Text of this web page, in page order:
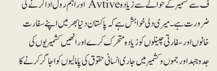
ف سے کشمیر کے حوالے سے زیادہ Avtive اور اہم رول ادا کرنے کی
ضرورت ہے۔ میری دلی خواہش ہے کہ پاکستان دنیا بھر میں اپنے سفارت
خانوں او ر سفارتی چینلوں کو زیادہ متحرک کر ے اور انھیں کشمیر یوں کی
جدوجہد اور جموں وکشمیر میں جاری انسانی حقوق کی پامالیوں کو اجاگر کرنے کا